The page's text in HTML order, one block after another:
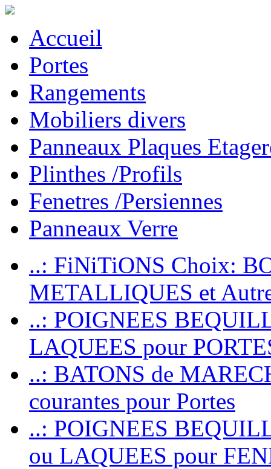
Accueil
Portes
Rangements
Mobiliers divers
Panneaux Plaques
Plinthes /Profils
Fenetres /Persiennes
Panneaux Verre
..: FiNiTiONS Choix:
METALLIQUES et
..: POIGNEES
LAQUEES pour
..: BATONS de
courantes pour Portes
..: POIGNEES
ou LAQUEES pour